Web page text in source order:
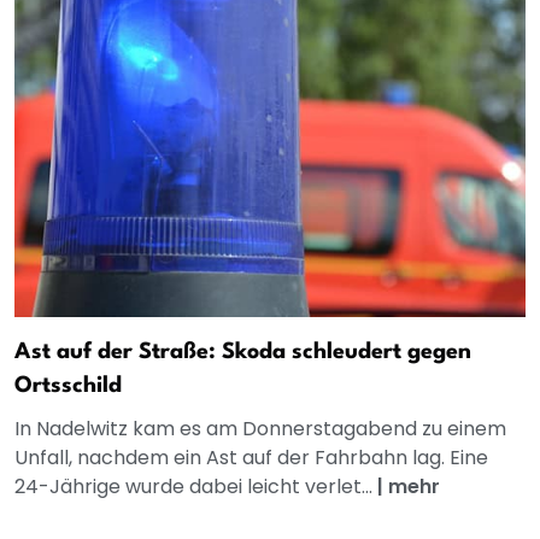
Ast auf der Straße: Skoda schleudert gegen
Ortsschild
In Nadelwitz kam es am Donnerstagabend zu einem
Unfall, nachdem ein Ast auf der Fahrbahn lag. Eine
24-Jährige wurde dabei leicht verlet... | mehr